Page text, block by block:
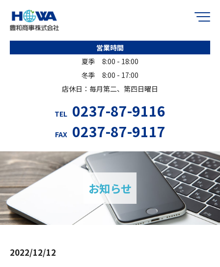
営業時間
夏季 8:00 - 18:00
冬季 8:00 - 17:00
店休日：毎月第二、第四日曜日
TEL 0237-87-9116
FAX 0237-87-9117
お知らせ
2022/12/12